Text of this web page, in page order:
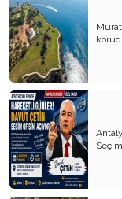
Veda
Avm’ler Sinek
Hangi
Çok Para, Çok
Geçen Yıldan
Yeni Yıl Duam
Çağımızın